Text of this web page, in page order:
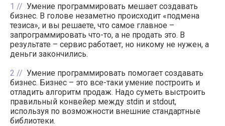
1
Умение программировать мешает создавать
бизнес. В голове незаметно происходит «подмена
тезиса», и вы решаете, что самое главное –
запрограммировать что-то, а не продать это. В
результате – сервис работает, но никому не нужен, а
деньги закончились.
2
Умение программировать помогает создавать
бизнес. Бизнес – это все-таки умение построить и
отладить алгоритм продаж. Надо суметь выстроить
правильный конвейер между stdin и stdout,
используя по возможности внешние стандартные
библиотеки.